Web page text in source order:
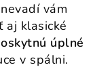
vám
aj klasické
úplné
v spálni.